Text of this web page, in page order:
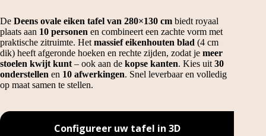
De Deens ovale eiken tafel van 280×130 cm biedt royaal
plaats aan 10 personen en combineert een zachte vorm met
praktische zitruimte. Het massief eikenhouten blad (4 cm
dik) heeft afgeronde hoeken en rechte zijden, zodat je meer
stoelen kwijt kunt – ook aan de kopse kanten. Kies uit 30
onderstellen en 10 afwerkingen. Snel leverbaar en volledig
op maat samen te stellen.
Configureer uw tafel in 3D